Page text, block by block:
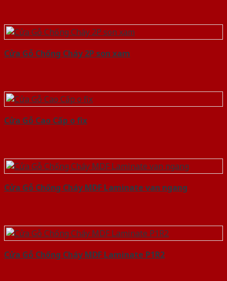
Cửa Gỗ Chống Cháy 2P son xam
Cửa Gỗ Cao Cấp o fix
Cửa Gỗ Chống Cháy MDF Laminate van ngang
Cửa Gỗ Chống Cháy MDF Laminate P1R2